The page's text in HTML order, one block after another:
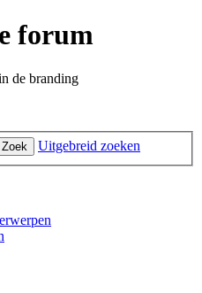
forum
de branding
Zoek Uitgebreid zoeken